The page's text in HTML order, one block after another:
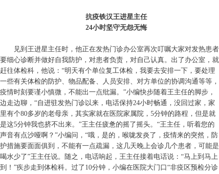
抗疫铁汉王进星主任
24小时坚守无怨无悔
见到王进星主任时，他正在发热门诊办公室再次叮嘱大家对发热患者
要细心诊断并做好自我防护，对患者负责，对自己认真。出了办公室，就
赶往体检科，他说：“明天有个单位复工体检，我要去安排一下，要处理
一些有关体检的防护、物品配备、人员安排、对方单位的协调沟通等等，
疫情时刻要谨小慎微，不能出一点纰漏。”小编快步随着王主任的脚步，
边走边聊，“自进驻发热门诊以来，电话保持24小时畅通，没回过家，家
里有个80多岁的老母亲，其实家就在医院家属院，5分钟的路程，但是就
是这5分钟我也挤不出来。”王主任疲惫的摇了摇头。“王主任，听着您的
声音有点沙哑啊？”小编问，“哦，是的，喉咙发炎了，疫情来的突然，防
护措施要面面俱到，不能有一点疏漏，这几天晚上会诊几个患者，可能是
喝水少了”王主任说。随之，电话响起，王主任接着电话说：“马上到马上
到！”疾步走到体检科。过了10分钟，小编在医院大门口“非疫区预检分诊